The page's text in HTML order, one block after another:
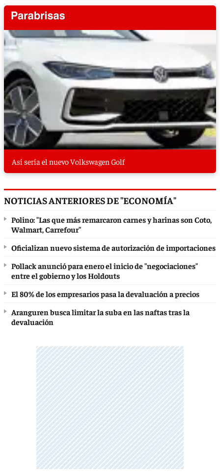
Así sería el nuevo Volkswagen Golf
NOTICIAS ANTERIORES DE "ECONOMÍA"
Polino: "Las que más remarcaron carnes y harinas son Coto,
Walmart, Carrefour"
Oficializan nuevo sistema de autorización de importaciones
Pollack anunció para enero el inicio de "negociaciones"
entre el gobierno y los Holdouts
El 80% de los empresarios pasa la devaluación a precios
Aranguren busca limitar la suba en las naftas tras la
devaluación